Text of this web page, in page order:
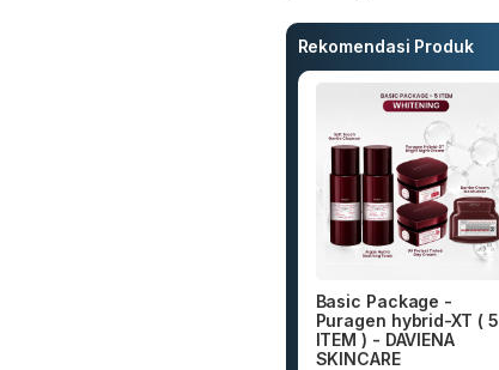
Rekomendasi Produk
Basic Package -
Puragen hybrid-XT ( 5
ITEM ) - DAVIENA
SKINCARE